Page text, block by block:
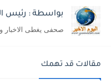
بواسطة : رئيس
صحفى يغطى الاخبار
مقالات قد تهمك